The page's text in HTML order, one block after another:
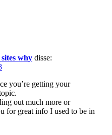
why disse:
you’re getting your
out much more or
for great info I used to be in